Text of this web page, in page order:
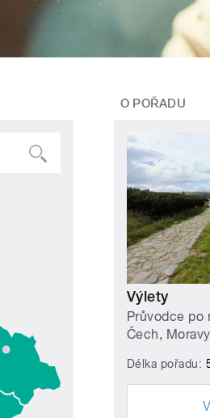
O POŘADU
Výlety
Průvodce po
Čech,
Délka pořadu: